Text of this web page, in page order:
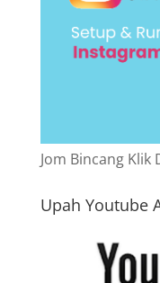
Jom Bincang Klik
Upah Youtube